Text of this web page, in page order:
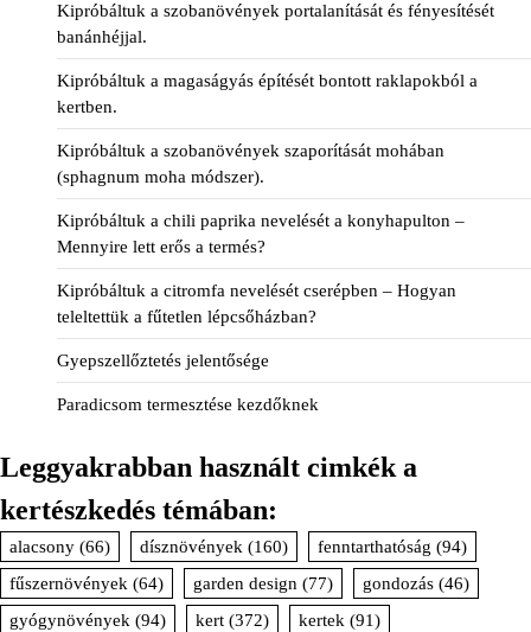
Kipróbáltuk a szobanövények portalanítását és fényesítését
banánhéjjal.
Kipróbáltuk a magaságyás építését bontott raklapokból a
kertben.
Kipróbáltuk a szobanövények szaporítását mohában
(sphagnum moha módszer).
Kipróbáltuk a chili paprika nevelését a konyhapulton –
Mennyire lett erős a termés?
Kipróbáltuk a citromfa nevelését cserépben – Hogyan
teleltettük a fűtetlen lépcsőházban?
Gyepszellőztetés jelentősége
Paradicsom termesztése kezdőknek
Leggyakrabban használt cimkék a
kertészkedés témában:
alacsony (66) dísznövények (160) fenntarthatóság (94)
fűszernövények (64) garden design (77) gondozás (46)
gyógynövények (94) kert (372) kertek (91)